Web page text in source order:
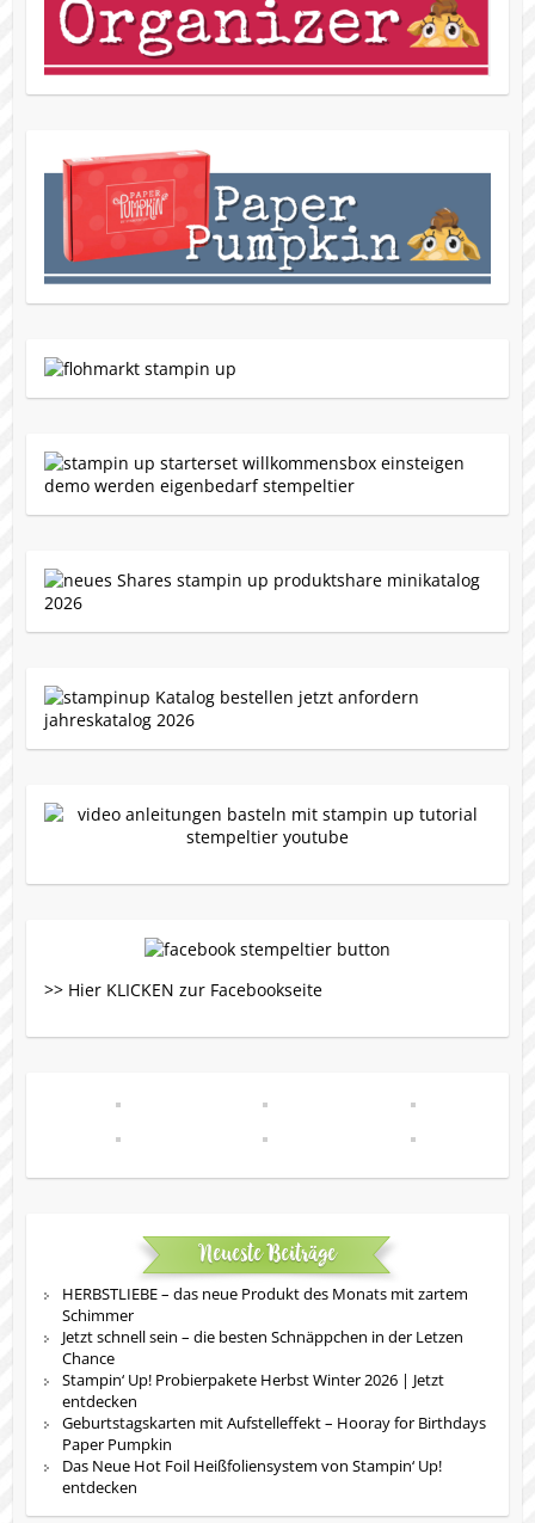
>> Hier KLICKEN zur Facebookseite
Neueste Beiträge
HERBSTLIEBE – das neue Produkt des Monats mit zartem
Schimmer
Jetzt schnell sein – die besten Schnäppchen in der Letzen
Chance
Stampin‘ Up! Probierpakete Herbst Winter 2026 | Jetzt
entdecken
Geburtstagskarten mit Aufstelleffekt – Hooray for Birthdays
Paper Pumpkin
Das Neue Hot Foil Heißfoliensystem von Stampin‘ Up!
entdecken